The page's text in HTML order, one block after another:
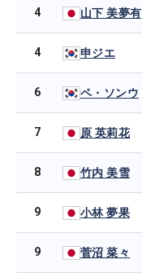
4 山下 美夢有
4 申ジエ
6 ペ・ソンウ
7 原 英莉花
8 竹内 美雪
9 小林 夢果
9 菅沼 菜々